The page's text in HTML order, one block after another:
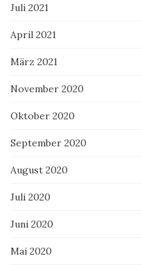
Juli 2021
April 2021
März 2021
November 2020
Oktober 2020
September 2020
August 2020
Juli 2020
Juni 2020
Mai 2020